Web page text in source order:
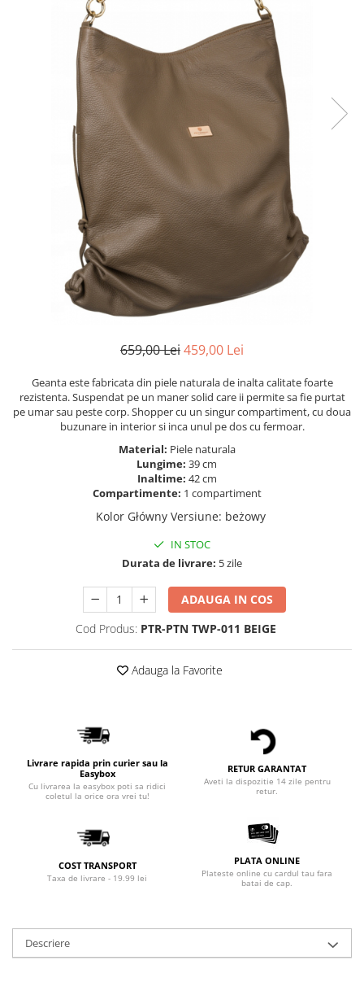
659,00 Lei459,00 Lei
Geanta este fabricata din piele naturala de inalta calitate foarte
rezistenta. Suspendat pe un maner solid care ii permite sa fie purtat
pe umar sau peste corp. Shopper cu un singur compartiment, cu doua
buzunare in interior si inca unul pe dos cu fermoar.
Material: Piele naturala
Lungime: 39 cm
Inaltime: 42 cm
Compartimente: 1 compartiment
Kolor Główny Versiune: beżowy
IN STOC
Durata de livrare: 5 zile
ADAUGA IN COS
Cod Produs: PTR-PTN TWP-011 BEIGE
Adauga la Favorite
Livrare rapida prin curier sau la
Easybox
Cu livrarea la easybox poti sa ridici
coletul la orice ora vrei tu!
RETUR GARANTAT
Aveti la dispozitie 14 zile pentru
retur.
COST TRANSPORT
Taxa de livrare - 19.99 lei
PLATA ONLINE
Plateste online cu cardul tau fara
batai de cap.
Descriere